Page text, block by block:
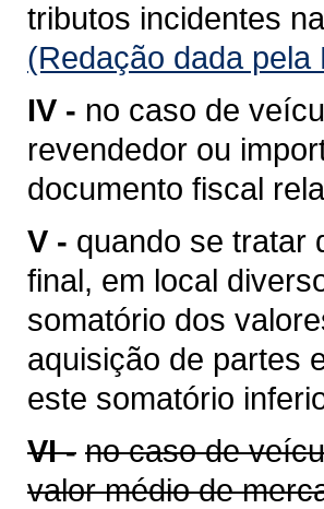
tributos incidentes
(Redação dada pela
IV - no caso de
revendedor ou
documento fiscal
V - quando se tratar
final, em local
somatório dos
aquisição de partes
este somatório
VI - no caso de
valor médio de